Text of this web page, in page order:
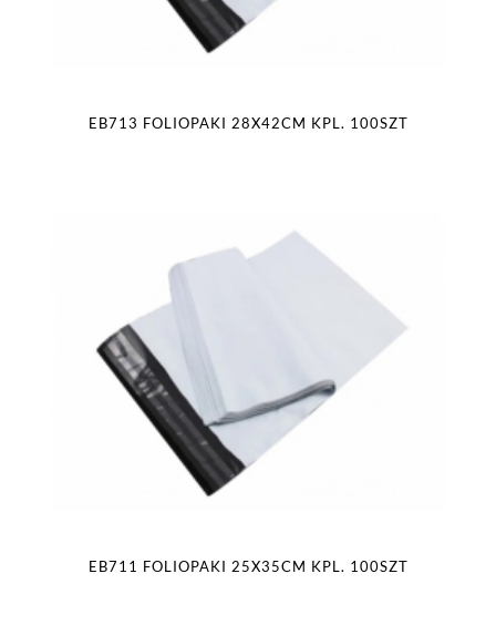
EB713 FOLIOPAKI 28X42CM KPL. 100SZT
EB711 FOLIOPAKI 25X35CM KPL. 100SZT